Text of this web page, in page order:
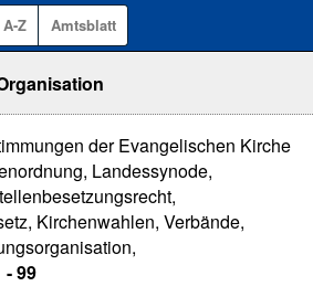
A-Z Amtsblatt
der Evangelischen Kirche
Landessynode,
Kirchenwahlen, Verbände,
- 99